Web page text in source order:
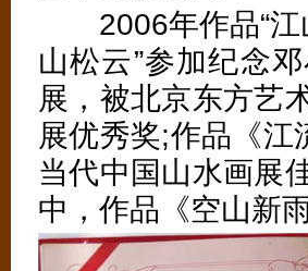
2006年作品“江
山松云”参加纪念
展，被北京东方艺
展优秀奖;作品《江
当代中国山水画展
中，作品《空山新